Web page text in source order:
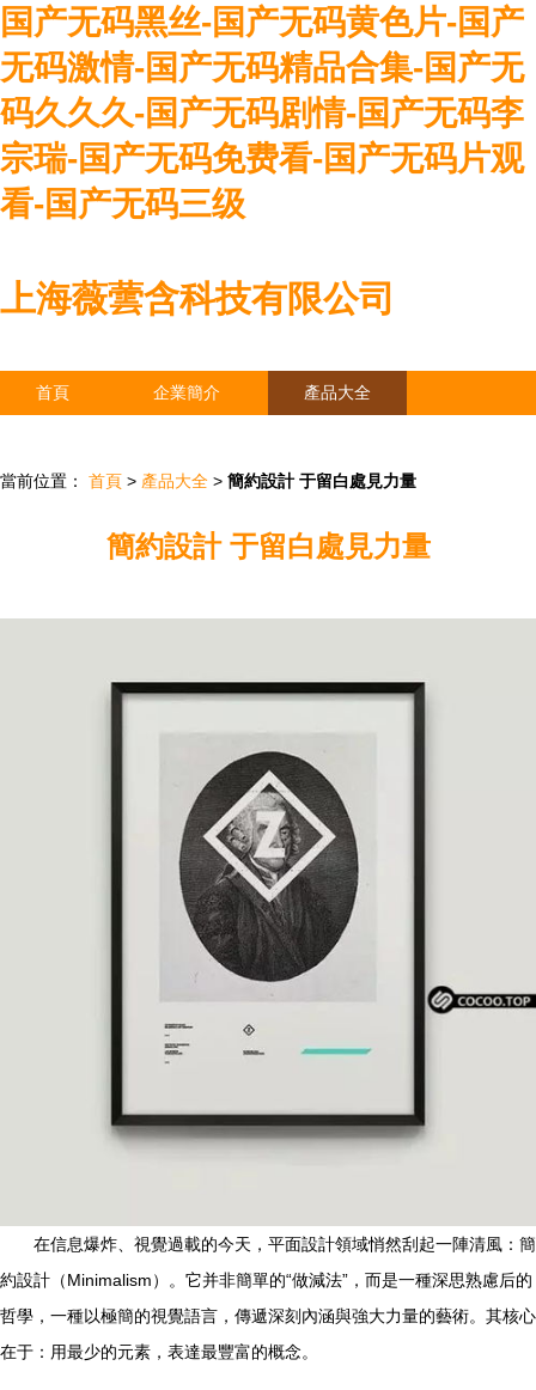
国产无码黑丝-国产无码黄色片-国产
无码激情-国产无码精品合集-国产无
码久久久-国产无码剧情-国产无码李
宗瑞-国产无码免费看-国产无码片观
看-国产无码三级
上海薇蕓含科技有限公司
首頁 企業簡介 產品大全
當前位置： 首頁 > 產品大全 > 簡約設計 于留白處見力量
簡約設計 于留白處見力量
在信息爆炸、視覺過載的今天，平面設計領域悄然刮起一陣清風：簡
約設計（Minimalism）。它并非簡單的“做減法”，而是一種深思熟慮后的
哲學，一種以極簡的視覺語言，傳遞深刻內涵與強大力量的藝術。其核心
在于：用最少的元素，表達最豐富的概念。